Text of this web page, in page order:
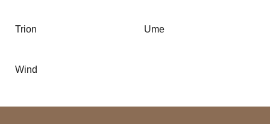
Trion Ume
Wind